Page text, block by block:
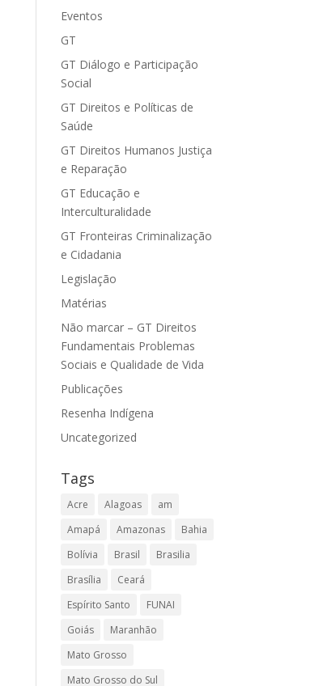
Eventos
GT
GT Diálogo e Participação
Social
GT Direitos e Políticas de
Saúde
GT Direitos Humanos Justiça
e Reparação
GT Educação e
Interculturalidade
GT Fronteiras Criminalização
e Cidadania
Legislação
Matérias
Não marcar – GT Direitos
Fundamentais Problemas
Sociais e Qualidade de Vida
Publicações
Resenha Indígena
Uncategorized
Tags
Acre Alagoas
am
Amapá
Amazonas
Bahia
Bolívia
Brasil
Brasilia
Brasília
Ceará
Espírito Santo
FUNAI
Goiás
Maranhão
Mato Grosso
Mato Grosso do Sul